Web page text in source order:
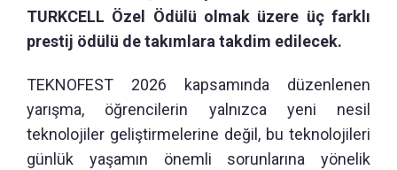
TURKCELL Özel Ödülü olmak üzere üç farklı
prestij ödülü de takımlara takdim edilecek.
TEKNOFEST 2026 kapsamında düzenlenen
yarışma, öğrencilerin yalnızca yeni nesil
teknolojiler geliştirmelerine değil, bu teknolojileri
günlük yaşamın önemli sorunlarına yönelik